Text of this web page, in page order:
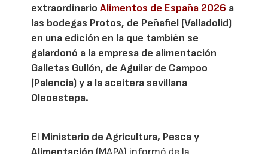
extraordinarioAlimentos de España 2026 a
las bodegas Protos, de Peñafiel (Valladolid)
en una edición en la que también se
galardonó a la empresa de alimentación
Galletas Gullón, de Aguilar de Campoo
(Palencia) y a la aceitera sevillana
Oleoestepa.
El Ministerio de Agricultura, Pesca y